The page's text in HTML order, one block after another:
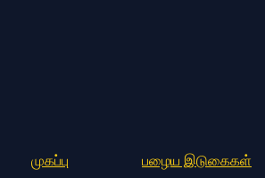
பழைய இடுகைகள்
முகப்பு